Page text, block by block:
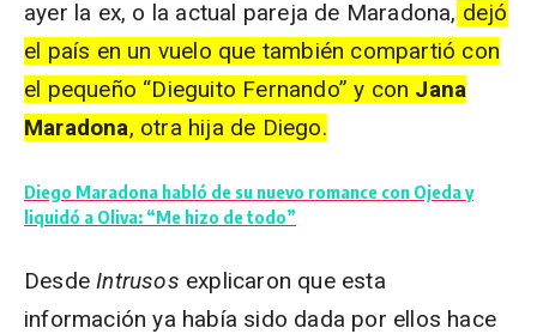
ayer la ex, o la actual pareja de Maradona, dejó
el país en un vuelo que también compartió con
el pequeño “Dieguito Fernando” y con Jana
Maradona, otra hija de Diego.
Diego Maradona habló de su nuevo romance con Ojeda y
liquidó a Oliva: “Me hizo de todo”
DesdeIntrusos explicaron que esta
información ya había sido dada por ellos hace